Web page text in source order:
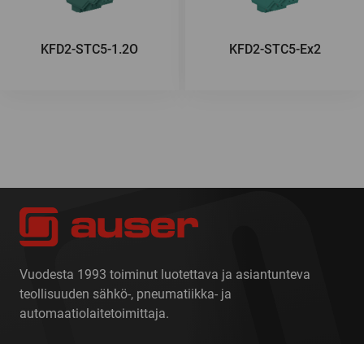
KFD2-STC5-1.2O KFD2-STC5-Ex2
Vuodesta 1993 toiminut luotettava ja asiantunteva
teollisuuden sähkö-, pneumatiikka- ja
automaatiolaitetoimittaja.